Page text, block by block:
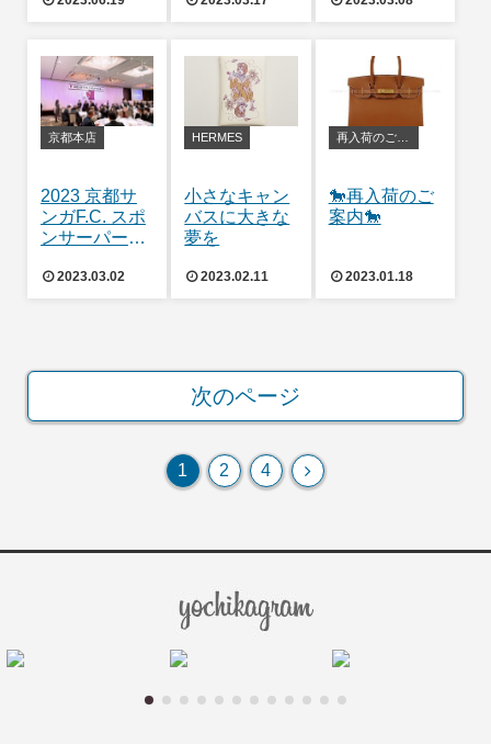
ーン✨
京都本店
2023 京都サ
ンガF.C. スポ
ンサーパーテ
ました!
2023.03.02
HERMES
小さなキャン
バスに大きな
夢を
2023.02.11
再入荷のご案内
🐎再入荷のご
案内🐎
2023.01.18
次のページ
1 2 4
次
へ